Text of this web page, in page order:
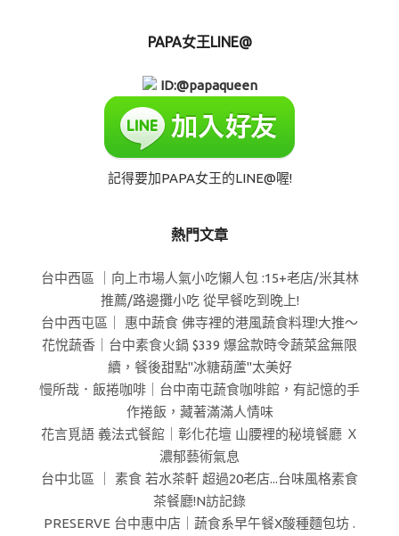
PAPA女王LINE@
ID:@papaqueen
記得要加PAPA女王的LINE@喔!
熱門文章
台中西區 ｜向上市場人氣小吃懶人包 :15+老店/米其林
推薦/路邊攤小吃 從早餐吃到晚上!
台中西屯區｜ 惠中蔬食 佛寺裡的港風蔬食料理!大推～
花悅蔬香｜台中素食火鍋 $339 爆盆款時令蔬菜盆無限
續，餐後甜點"冰糖葫蘆"太美好
慢所哉．飯捲咖啡｜台中南屯蔬食咖啡館，有記憶的手
作捲飯，藏著滿滿人情味
花言覓語 義法式餐館｜彰化花壇 山腰裡的秘境餐廳 Ｘ
濃郁藝術氣息
台中北區 ｜ 素食 若水茶軒 超過20老店...台味風格素食
茶餐廳!N訪記錄
PRESERVE 台中惠中店｜蔬食系早午餐X酸種麵包坊 .